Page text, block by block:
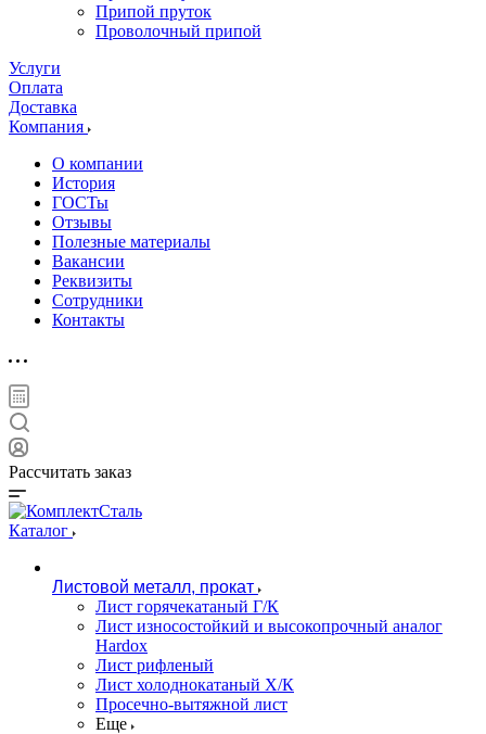
Припой пруток
Проволочный припой
Услуги
Оплата
Доставка
Компания
О компании
История
ГОСТы
Отзывы
Полезные материалы
Вакансии
Реквизиты
Сотрудники
Контакты
Рассчитать заказ
Каталог
Листовой металл, прокат
Лист горячекатаный Г/К
Лист износостойкий и высокопрочный аналог
Hardox
Лист рифленый
Лист холоднокатаный Х/К
Просечно-вытяжной лист
Еще